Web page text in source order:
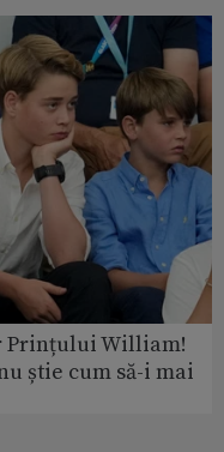
Prințului William!
știe cum să-i mai